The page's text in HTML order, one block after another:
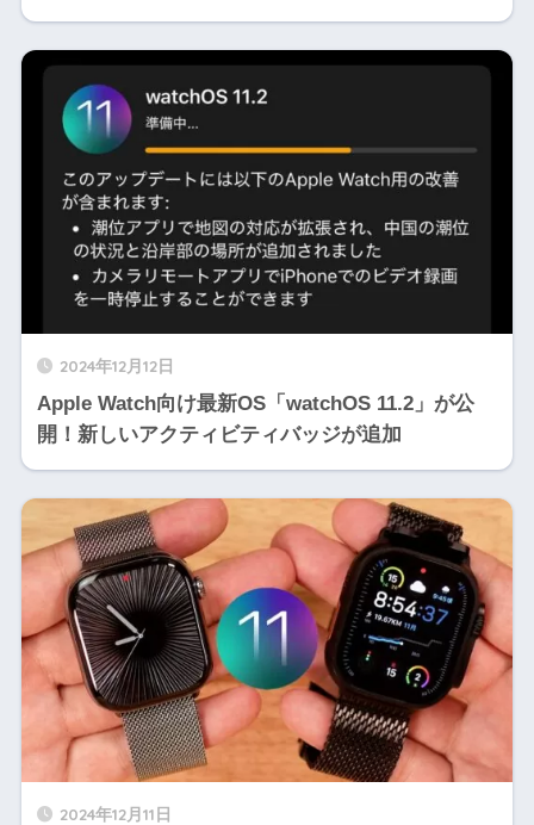
2024年12月12日
Apple Watch向け最新OS「watchOS 11.2」が公
開！新しいアクティビティバッジが追加
2024年12月11日